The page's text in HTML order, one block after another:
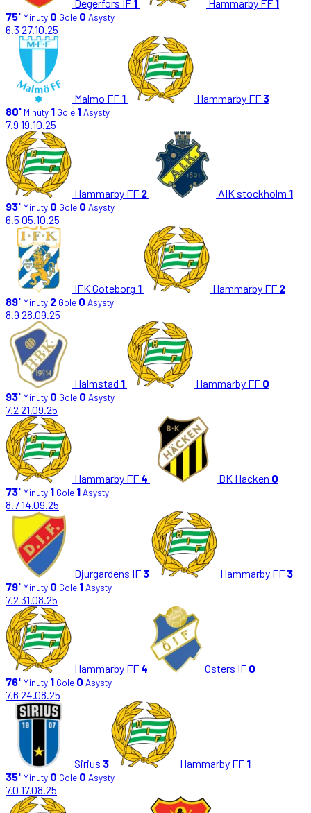
Degerfors IF 1 Hammarby FF 1
75' Minuty 0 Gole 0 Asysty
6.3 27.10.25
Malmo FF 1 Hammarby FF 3
80' Minuty 1 Gole 1Asysty
7.9 19.10.25
Hammarby FF 2 AIK stockholm 1
93' Minuty 0 Gole 0 Asysty
6.5 05.10.25
IFK Goteborg 1 Hammarby FF 2
89' Minuty 2 Gole 0 Asysty
8.9 28.09.25
Halmstad 1 Hammarby FF 0
93' Minuty 0 Gole 0 Asysty
7.2 21.09.25
Hammarby FF 4 BK Hacken 0
73' Minuty 1 Gole 1Asysty
8.714.09.25
Djurgardens IF 3 Hammarby FF 3
79' Minuty 0 Gole 1Asysty
7.2 31.08.25
Hammarby FF 4 Osters IF 0
76' Minuty 1 Gole 0 Asysty
7.6 24.08.25
Sirius 3 Hammarby FF 1
35' Minuty 0 Gole 0 Asysty
7.0 17.08.25